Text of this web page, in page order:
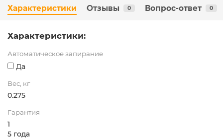
Характеристики Отзывы 0 Вопрос-ответ 0
Характеристики:
Автоматическое запирание
Да
Вес, кг
0.275
Гарантия
1
5 года